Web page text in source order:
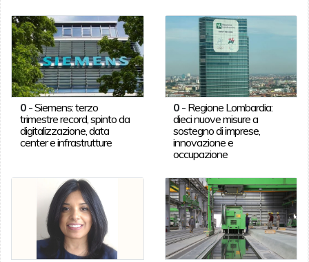
0-Siemens: terzo
trimestre record, spinto da
digitalizzazione, data
center e infrastrutture
0 - Regione Lombardia:
dieci nuove misure a
sostegno di imprese,
innovazione e
occupazione